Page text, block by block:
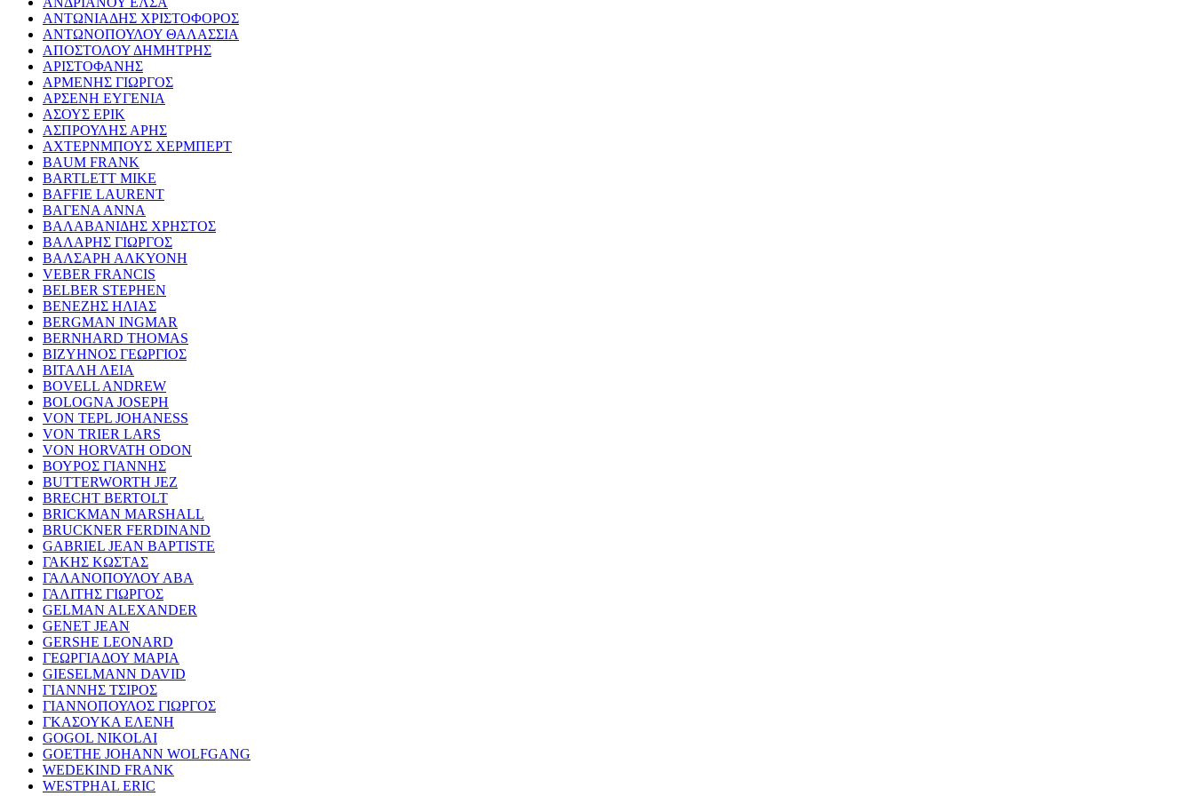
ΑΝΤΩΝΙΑΔΗΣ ΧΡΙΣΤΟΦΟΡΟΣ
ΑΝΤΩΝΟΠΟΥΛΟΥ ΘΑΛΑΣΣΙΑ
ΑΠΟΣΤΟΛΟΥ ΔΗΜΗΤΡΗΣ
ΑΡΙΣΤΟΦΑΝΗΣ
ΑΡΜΕΝΗΣ ΓΙΩΡΓΟΣ
ΑΡΣΕΝΗ ΕΥΓΕΝΙΑ
ΑΣΟΥΣ ΕΡΙΚ
ΑΣΠΡΟΥΛΗΣ ΑΡΗΣ
ΑΧΤΕΡΝΜΠΟΥΣ ΧΕΡΜΠΕΡΤ
BAUM FRANK
BARTLETT MIKE
BAFFIE LAURENT
ΒΑΓΕΝΑ ΑΝΝΑ
ΒΑΛΑΒΑΝΙΔΗΣ ΧΡΗΣΤΟΣ
ΒΑΛΑΡΗΣ ΓΙΩΡΓΟΣ
ΒΑΛΣΑΡΗ ΑΛΚΥΟΝΗ
VEBER FRANCIS
BELBER STEPHEN
ΒΕΝΕΖΗΣ ΗΛΙΑΣ
BERGMAN INGMAR
BERNHARD THOMAS
ΒΙΖΥΗΝΟΣ ΓΕΩΡΓΙΟΣ
ΒΙΤΑΛΗ ΛΕΙΑ
BOVELL ANDREW
BOLOGNA JOSEPH
VON TEPL JOHANESS
VON TRIER LARS
VON HORVATH ODON
ΒΟΥΡΟΣ ΓΙΑΝΝΗΣ
BUTTERWORTH JEZ
BRECHT BERTOLT
BRICKMAN MARSHALL
BRUCKNER FERDINAND
GABRIEL JEAN BAPTISTE
ΓΑΚΗΣ ΚΩΣΤΑΣ
ΓΑΛΑΝΟΠΟΥΛΟΥ ΑΒΑ
ΓΑΛΙΤΗΣ ΓΙΩΡΓΟΣ
GELMAN ALEXANDER
GENET JEAN
GERSHE LEONARD
ΓΕΩΡΓΙΑΔΟΥ ΜΑΡΙΑ
GIESELMANN DAVID
ΓΙΑΝΝΗΣ ΤΣΙΡΟΣ
ΓΙΑΝΝΟΠΟΥΛΟΣ ΓΙΩΡΓΟΣ
ΓΚΑΣΟΥΚΑ ΕΛΕΝΗ
GOGOL NIKOLAI
GOETHE JOHANN WOLFGANG
WEDEKIND FRANK
WESTPHAL ERIC